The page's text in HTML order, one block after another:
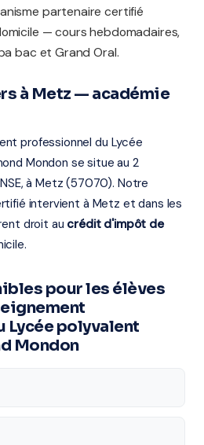
partenaire certifié
— cours hebdomadaires,
bac et Grand Oral.
à Metz — académie
professionnel du Lycée
Mondon se situe au 2
à Metz (57070). Notre
intervient à Metz et dans les
droit au crédit d'impôt de
pour les élèves
Lycée polyvalent
Mondon